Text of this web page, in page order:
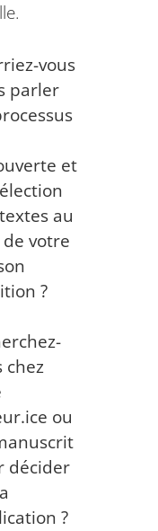
vous
parler
et
au
votre
?
chez
ou
décider
?